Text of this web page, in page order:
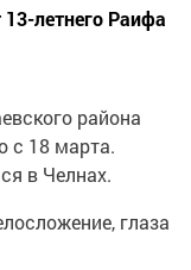
летнего Раифа
района
с 18 марта.
в Челнах.
глаза